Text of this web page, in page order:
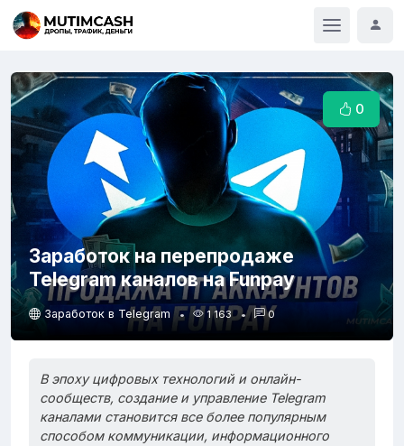
0
Заработок на перепродаже
Telegram каналов на Funpay
Заработок в Telegram 1 163 0
В эпоху цифровых технологий и онлайн-
сообществ, создание и управление Telegram
каналами становится все более популярным
способом коммуникации, информационного